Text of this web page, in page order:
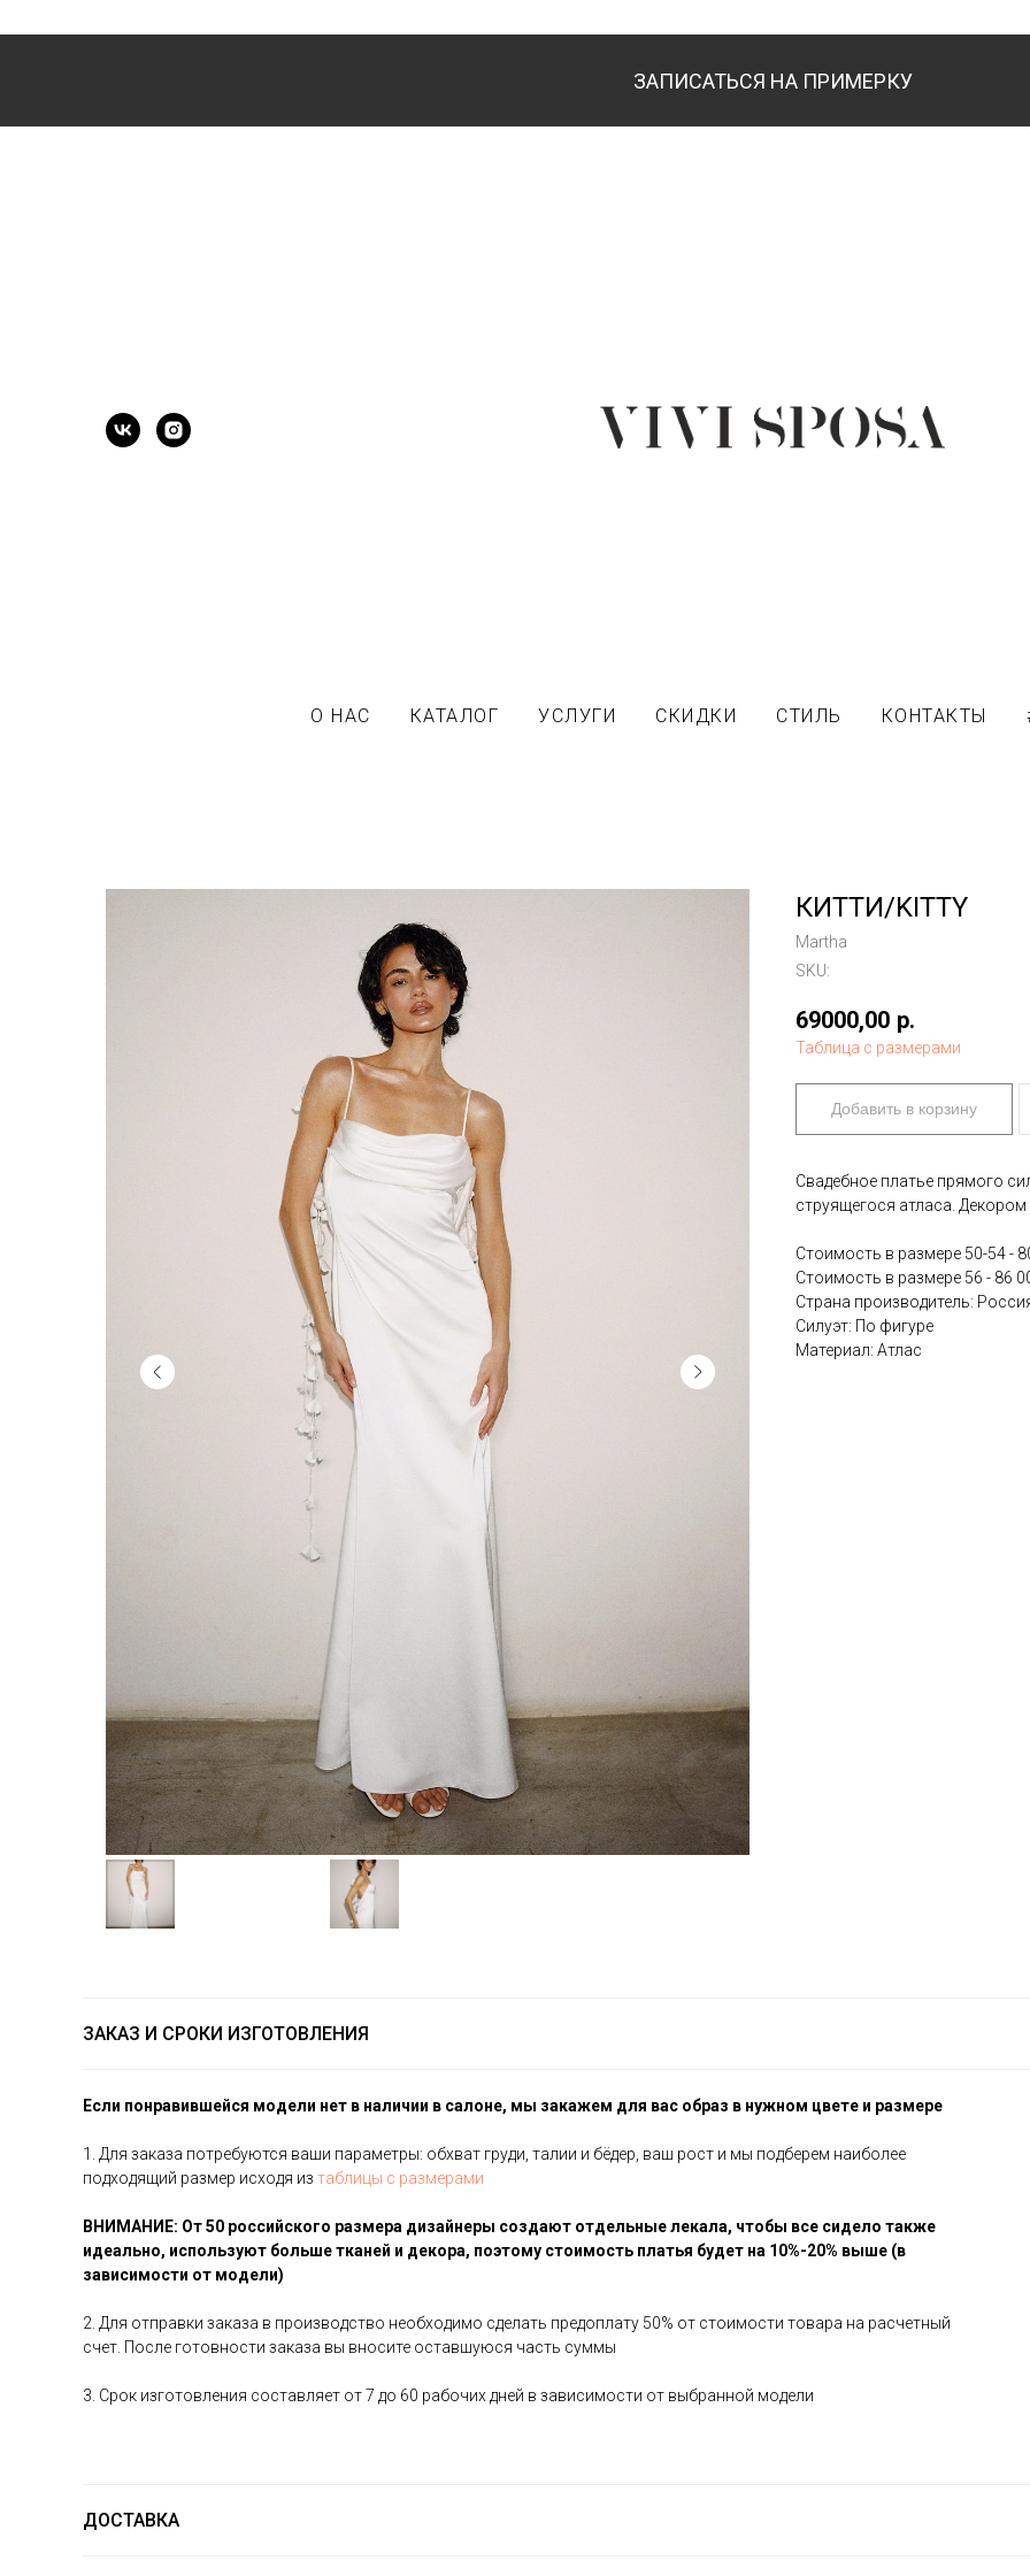
ЗАПИСАТЬСЯ НА ПРИМЕРКУ
О НАС КАТАЛОГ УСЛУГИ СКИДКИ СТИЛЬ КОНТАКТЫ
КИТТИ/KITTY
Martha
SKU:
69000,00 р.
Таблица с размерами
Добавить в корзину
Свадебное платье прямого
струящегося атласа. Декором
Стоимость в размере 50-54 -
Стоимость в размере 56 - 86
Страна производитель:
Силуэт: По фигуре
Материал: Атлас
ЗАКАЗ И СРОКИ ИЗГОТОВЛЕНИЯ
Если понравившейся модели нет в наличии в салоне, мы закажем для вас образ в нужном цвете и размере
1. Для заказа потребуются ваши параметры: обхват груди, талии и бёдер, ваш рост и мы подберем наиболее
подходящий размер исходя из таблицы с размерами
ВНИМАНИЕ: От 50 российского размера дизайнеры создают отдельные лекала, чтобы все сидело также
идеально, используют больше тканей и декора, поэтому стоимость платья будет на 10%-20% выше (в
зависимости от модели)
2. Для отправки заказа в производство необходимо сделать предоплату 50% от стоимости товара на расчетный
счет. После готовности заказа вы вносите оставшуюся часть суммы
3. Срок изготовления составляет от 7 до 60 рабочих дней в зависимости от выбранной модели
ДОСТАВКА